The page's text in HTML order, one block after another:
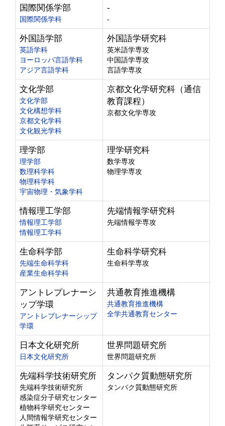
国際関係学部
国際関係学科
-
-
外国語学部
英語学科
ヨーロッパ言語学科
アジア言語学科
外国語学研究科
英米語学専攻
中国語学専攻
言語学専攻
文化学部
文化学部
文化構想学科
京都文化学科
文化観光学科
京都文化学研究科（通信
教育課程）
京都文化学専攻
理学部
理学部
数理科学科
物理科学科
宇宙物理・気象学科
理学研究科
数学専攻
物理学専攻
情報理工学部
情報理工学部
情報理工学科
先端情報学研究科
先端情報学専攻
生命科学部
先端生命科学科
産業生命科学科
生命科学研究科
生命科学専攻
アントレプレナーシ
ップ学環
アントレプレナーシップ
学環
共通教育推進機構
共通教育推進機構
全学共通教育センター
日本文化研究所
日本文化研究所
世界問題研究所
世界問題研究所
先端科学技術研究所
先端科学技術研究所
感染症分子研究センター
植物科学研究センター
人間情報学研究センター
タンパク質動態研究所
タンパク質動態研究所